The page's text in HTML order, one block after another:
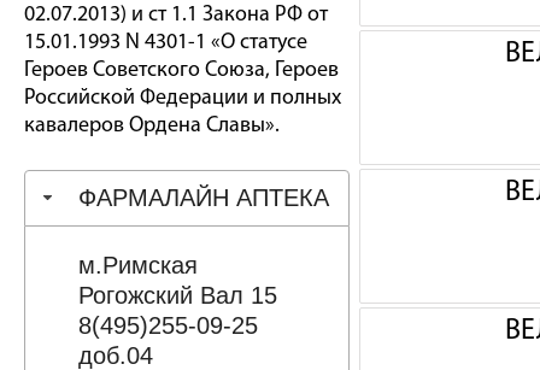
02.07.2013) и ст 1.1 Закона РФ от
15.01.1993 N 4301-1 «О статусе
Героев Советского Союза, Героев
Российской Федерации и полных
кавалеров Ордена Славы».
ФАРМАЛАЙН АПТЕКА
м.Римская
Рогожский Вал 15
8(495)255-09-25
доб.04